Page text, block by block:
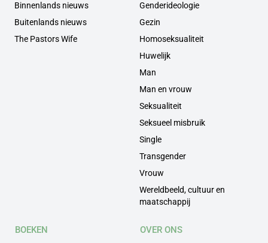
Binnenlands nieuws
Buitenlands nieuws
The Pastors Wife
Genderideologie
Gezin
Homoseksualiteit
Huwelijk
Man
Man en vrouw
Seksualiteit
Seksueel misbruik
Single
Transgender
Vrouw
Wereldbeeld, cultuur en
maatschappij
BOEKEN OVER ONS